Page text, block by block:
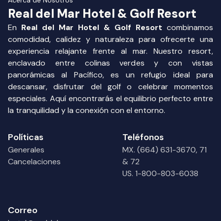
Real del Mar Hotel & Golf Resort
En Real del Mar Hotel & Golf Resort combinamos
comodidad, calidez y naturaleza para ofrecerte una
experiencia relajante frente al mar. Nuestro resort,
enclavado entre colinas verdes y con vistas
panorámicas al Pacífico, es un refugio ideal para
descansar, disfrutar del golf o celebrar momentos
especiales. Aquí encontrarás el equilibrio perfecto entre
la tranquilidad y la conexión con el entorno.
Políticas
Generales
Cancelaciones
Teléfonos
MX. (664) 631-3670, 71
& 72
US. 1-800-803-6038
Correo